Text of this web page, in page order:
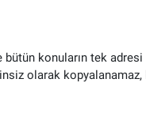
bütün konuların tek
olarak kopyalanamaz,